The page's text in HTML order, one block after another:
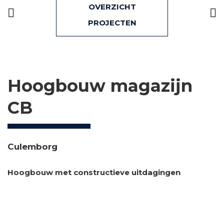
navigatie
OVERZICHT
PROJECTEN
Hoogbouw magazijn
CB
Culemborg
Hoogbouw met constructieve uitdagingen